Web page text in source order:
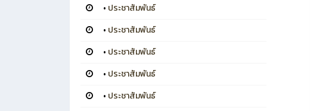
• ประชาสัมพันธ์
• ประชาสัมพันธ์
• ประชาสัมพันธ์
• ประชาสัมพันธ์
• ประชาสัมพันธ์